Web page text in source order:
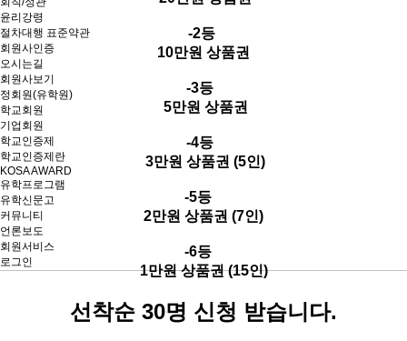
윤리강령
절차대행 표준약관
회원사인증
오시는길
회원사보기
정회원(유학원)
학교회원
기업회원
학교인증제
학교인증제란
KOSA AWARD
유학프로그램
유학신문고
커뮤니티
언론보도
회원서비스
로그인
-2등
10만원 상품권
-3등
5만원 상품권
-4등
3만원 상품권 (5인)
-5등
2만원 상품권 (7인)
-6등
1만원 상품권 (15인)
선착순 30명 신청 받습니다.